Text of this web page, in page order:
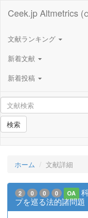
Ceek.jp Altmetrics
文献ランキング
新着文献
新着投稿
検索
ホーム 文献詳細
2 0 0 0 OA
プを巡る法的諸問題